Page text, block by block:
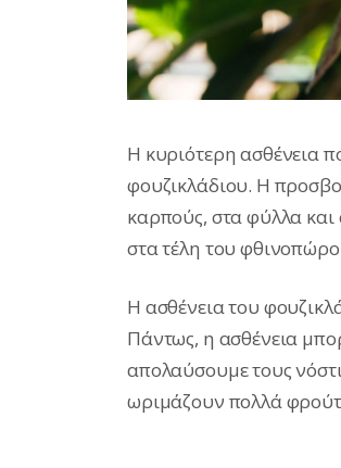
Η κυριότερη ασθένεια
φουζικλάδιου. Η
καρπούς, στα φύλλα και
στα τέλη του
Η ασθένεια του
Πάντως, η ασθένεια
απολαύσουμε τους
ωριμάζουν πολλά